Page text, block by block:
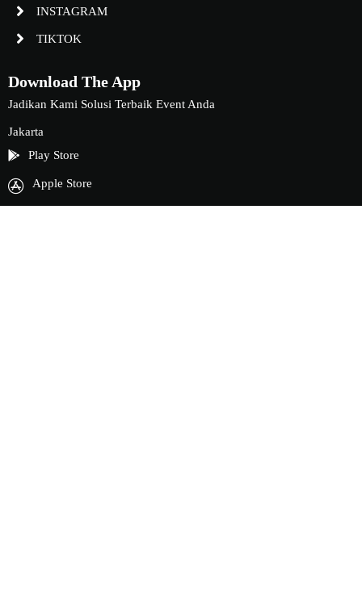
INSTAGRAM
TIKTOK
Download The App
Jadikan Kami Solusi Terbaik Event Anda
Jakarta
Play Store
Apple Store